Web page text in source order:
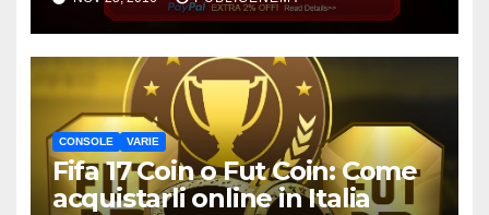
CONSOLE VARIE
Fifa 17 Coin o Fut Coin: Come
acquistarli online in Italia